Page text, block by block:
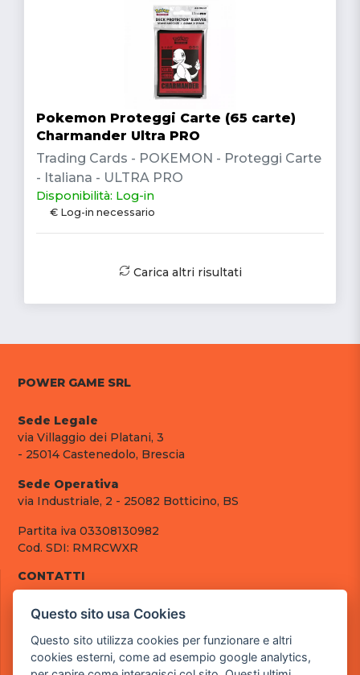
Pokemon Proteggi Carte (65 carte)
Charmander Ultra PRO
Trading Cards - POKEMON - Proteggi Carte
- Italiana - ULTRA PRO
Disponibilità: Log-in
€ Log-in necessario
Carica altri risultati
POWER GAME SRL
Sede Legale
via Villaggio dei Platani, 3
- 25014 Castenedolo, Brescia
Sede Operativa
via Industriale, 2 - 25082 Botticino, BS
Partita iva 03308130982
Cod. SDI: RMRCWXR
CONTATTI
tel.: +39 030 376 2377
pec: powergamesrl@legalmail.it
Questo sito usa Cookies
Questo sito utilizza cookies per funzionare e altri
cookies esterni, come ad esempio google analytics,